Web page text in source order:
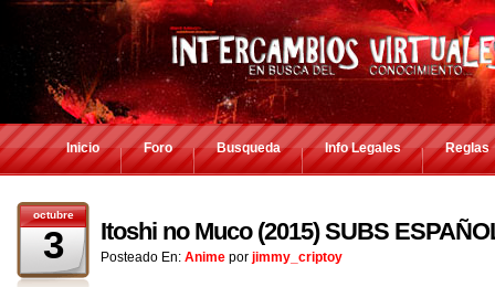
Inicio Foro Busqueda Info Legales Reglas
octubre
3 Itoshi no Muco (2015) SUBS
Posteado En: Anime por jimmy_criptoy